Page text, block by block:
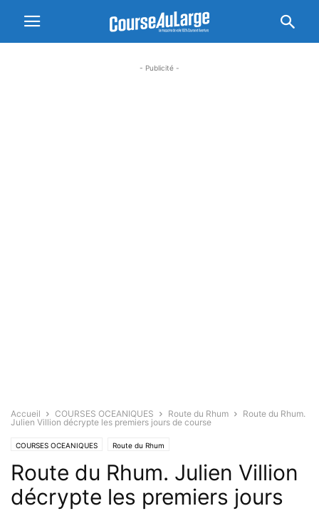
- Publicité -
Accueil COURSES OCEANIQUES Route du Rhum
Route du Rhum.
Julien Villion décrypte les premiers jours de course
COURSES OCEANIQUES Route du Rhum
Route du Rhum. Julien Villion
décrypte les premiers jours